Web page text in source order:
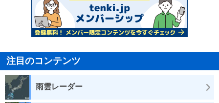
注目のコンテンツ
雨雲レーダー